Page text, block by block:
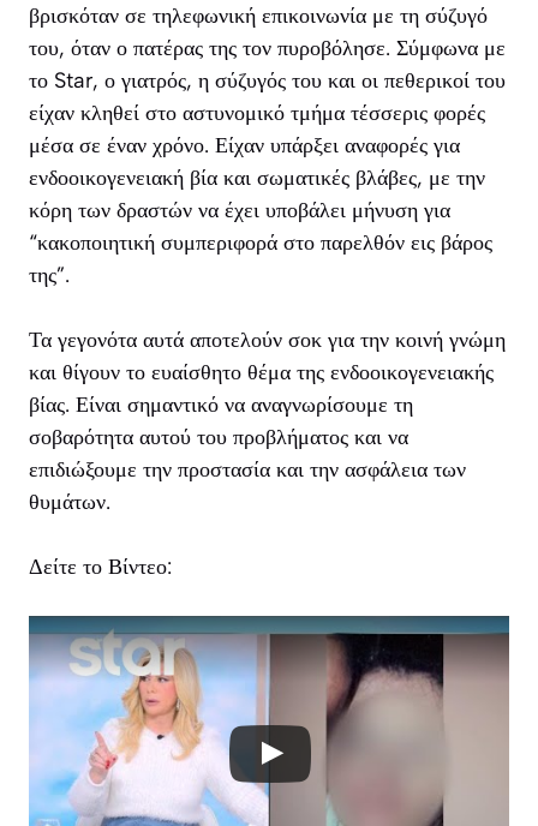
βρισκόταν σε τηλεφωνική επικοινωνία με τη σύζυγό
του, όταν ο πατέρας της τον πυροβόλησε. Σύμφωνα με
το Star, ο γιατρός, η σύζυγός του και οι πεθερικοί του
είχαν κληθεί στο αστυνομικό τμήμα τέσσερις φορές
μέσα σε έναν χρόνο. Είχαν υπάρξει αναφορές για
ενδοοικογενειακή βία και σωματικές βλάβες, με την
κόρη των δραστών να έχει υποβάλει μήνυση για
“κακοποιητική συμπεριφορά στο παρελθόν εις βάρος
της”.
Τα γεγονότα αυτά αποτελούν σοκ για την κοινή γνώμη
και θίγουν το ευαίσθητο θέμα της ενδοοικογενειακής
βίας. Είναι σημαντικό να αναγνωρίσουμε τη
σοβαρότητα αυτού του προβλήματος και να
επιδιώξουμε την προστασία και την ασφάλεια των
θυμάτων.
Δείτε το Βίντεο: